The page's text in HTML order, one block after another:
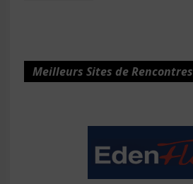
Meilleurs Sites de Rencontres